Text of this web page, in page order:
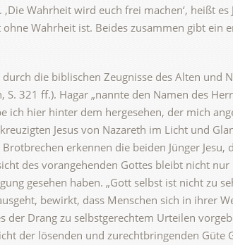
Wahrheit wird euch frei machen‘, heißt es
Wahrheit ist. Beides zusammen gibt ein
die biblischen Zeugnisse des Alten und
321 ff.). Hagar „nannte den Namen des
ich hier hinter dem hergesehen, der mich
Jesus von Nazareth im Licht und
erkennen die beiden Jünger Jesu,
des vorangehenden Gottes bleibt nicht
gesehen haben. „Gott selbst ist nicht zu
bewirkt, dass Menschen sich in ihrer
der Drang zu selbstgerechtem Urteilen
der lösenden und zurechtbringenden Güte